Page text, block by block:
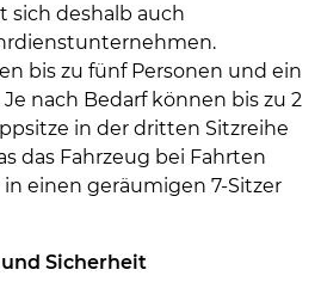
sich deshalb auch
bis zu fünf Personen und ein
nach Bedarf können bis zu 2
in der dritten Sitzreihe
das Fahrzeug bei Fahrten
einen geräumigen 7-Sitzer
Sicherheit